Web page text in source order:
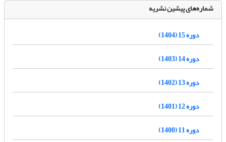
شماره‌های پیشین نشریه
دوره 15 (1404)
دوره 14 (1403)
دوره 13 (1402)
دوره 12 (1401)
دوره 11 (1400)